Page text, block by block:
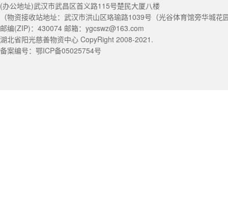
(办公地址)武汉市武昌区首义路115号楚民大厦八楼
（物资接收站地址：武汉市洪山区珞瑜路1039号（光谷体育馆旁华城
邮编(ZIP)：430074 邮箱：ygcswz@163.com
湖北省阳光慈善物资中心 CopyRight 2008-2021.
备案编号：鄂ICP备05025754号